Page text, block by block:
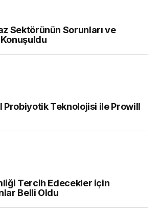
Sektörünün Sorunları ve
Probiyotik Teknolojisi ile Prowill
Tercih Edecekler için
Belli Oldu